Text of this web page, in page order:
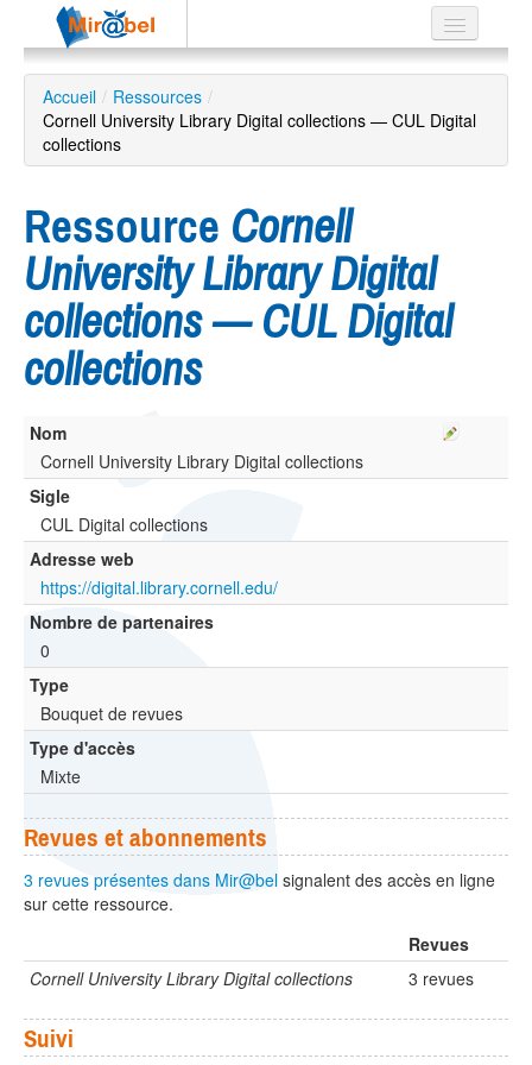
Le réseau
Soutien
Listes
Recherche
avancée
ES
Accueil / Ressources /
Cornell University Library Digital collections — CUL Digital
collections
Ressource Cornell
University Library Digital
collections — CUL Digital
collections
Nom
Cornell University Library Digital collections
Sigle
CUL Digital collections
Adresse web
https://digital.library.cornell.edu/
Nombre de partenaires
0
Type
Bouquet de revues
Type d'accès
Mixte
Revues et abonnements
3 revues présentes dans Mir@bel signalent des accès en ligne
sur cette ressource.
Revues
Cornell University Library Digital collections
3 revues
Suivi